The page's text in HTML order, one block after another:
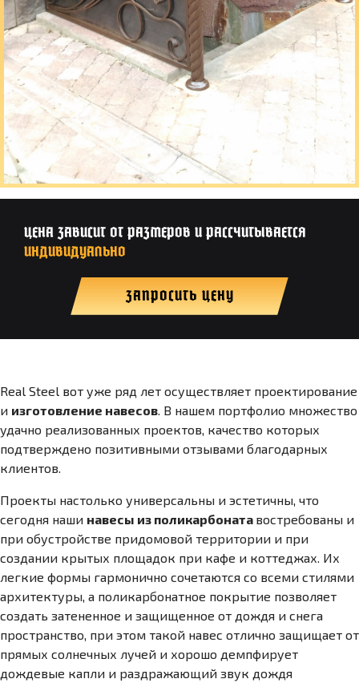
ЦЕНА ЗАВИСИТ ОТ РАЗМЕРОВ И РАССЧИТЫВАЕТСЯ
ИНДИВИДУАЛЬНО
ЗАПРОСИТЬ ЦЕНУ
Real Steel вот уже ряд лет осуществляет проектирование
и изготовление навесов . В нашем портфолио множество
удачно реализованных проектов, качество которых
подтверждено позитивными отзывами благодарных
клиентов.
Проекты настолько универсальны и эстетичны, что
сегодня наши навесы из поликарбоната востребованы и
при обустройстве придомовой территории и при
создании крытых площадок при кафе и коттеджах. Их
легкие формы гармонично сочетаются со всеми стилями
архитектуры, а поликарбонатное покрытие позволяет
создать затененное и защищенное от дождя и снега
пространство, при этом такой навес отлично защищает от
прямых солнечных лучей и хорошо демпфирует
дождевые капли и раздражающий звук дождя